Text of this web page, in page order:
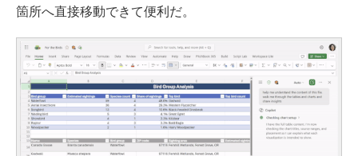
箇所へ直接移動できて便利だ。